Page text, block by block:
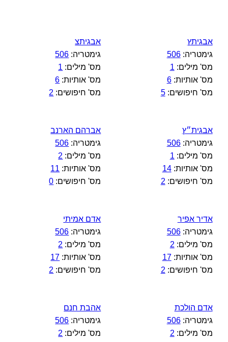
אבגיתץ
גימטריה:506
מס' מילים: 1
מס' אותיות:6
מס' חיפושים:5
אבגיתצ
גימטריה: 506
מס' מילים: 1
מס' אותיות: 6
מס' חיפושים: 2
אבגית״ץ
גימטריה:506
מס' מילים: 1
מס' אותיות:14
מס' חיפושים: 2
אברהם הארנב
גימטריה: 506
מס' מילים: 2
מס' אותיות: 11
מס' חיפושים: 0
אדיר אפיר
גימטריה:506
מס' מילים: 2
מס' אותיות:17
מס' חיפושים: 2
אדם אמיתי
גימטריה: 506
מס' מילים: 2
מס' אותיות: 17
מס' חיפושים: 2
אדם הולכת
גימטריה:506
מס' מילים: 2
אהבת חנם
גימטריה: 506
מס' מילים: 2